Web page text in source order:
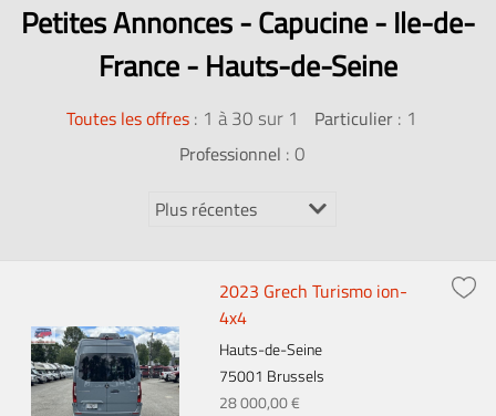
Petites Annonces - Capucine - Ile-de-
France - Hauts-de-Seine
Toutes les offres : 1 à 30 sur 1 Particulier : 1
Professionnel : 0
2023 Grech Turismo ion-
4x4
Hauts-de-Seine
75001 Brussels
28 000,00 €